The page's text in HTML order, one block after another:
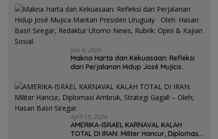
Juni 9, 2026
Makna Harta dan Kekuasaan: Refleksi
dari Perjalanan Hidup José Mujica
Basri Siregar, Redaktur Utomo News,
Rubrik: Opini & Kajian Sosial.
April 15, 2026
AMERIKA-ISRAEL KARNAVAL KALAH
TOTAL DI IRAN: Militer Hancur, Diplomasi